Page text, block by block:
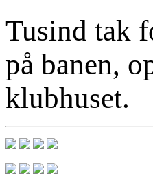
Tusind tak
på banen,
klubhuset.